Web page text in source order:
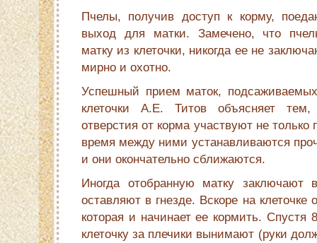
Пчелы, получив доступ к корму,
выход для матки. Замечено, что
матку из клеточки, никогда ее не
мирно и охотно.
Успешный прием маток,
клеточки А.Е. Титов объясняет
отверстия от корма участвуют не
время между ними устанавливаются
и они окончательно сближаются.
Иногда отобранную матку заключают
оставляют в гнезде. Вскоре на клеточке
которая и начинает ее кормить. Спустя
клеточку за плечики вынимают (руки